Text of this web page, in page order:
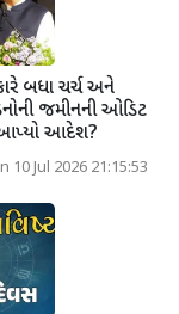
બધા ચર્ચ અને
જમીનની ઓડિટ
આપ્યો આદેશ?
10 Jul 2026 21:15:53